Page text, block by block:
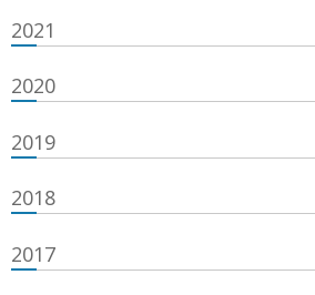
2021
2020
2019
2018
2017